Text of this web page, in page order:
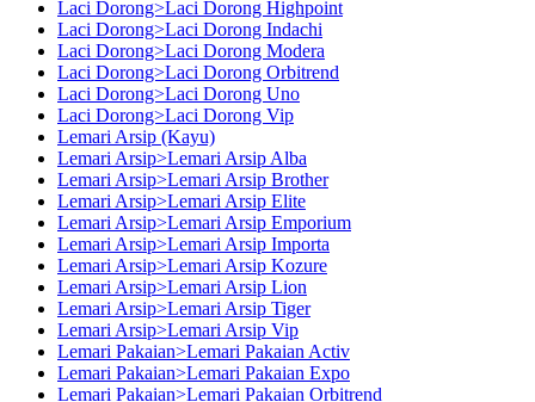
Laci Dorong>Laci Dorong Highpoint
Laci Dorong>Laci Dorong Indachi
Laci Dorong>Laci Dorong Modera
Laci Dorong>Laci Dorong Orbitrend
Laci Dorong>Laci Dorong Uno
Laci Dorong>Laci Dorong Vip
Lemari Arsip (Kayu)
Lemari Arsip>Lemari Arsip Alba
Lemari Arsip>Lemari Arsip Brother
Lemari Arsip>Lemari Arsip Elite
Lemari Arsip>Lemari Arsip Emporium
Lemari Arsip>Lemari Arsip Importa
Lemari Arsip>Lemari Arsip Kozure
Lemari Arsip>Lemari Arsip Lion
Lemari Arsip>Lemari Arsip Tiger
Lemari Arsip>Lemari Arsip Vip
Lemari Pakaian>Lemari Pakaian Activ
Lemari Pakaian>Lemari Pakaian Expo
Lemari Pakaian>Lemari Pakaian Orbitrend